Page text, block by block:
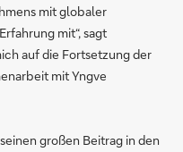
mit globaler
mit“, sagt
auf die Fortsetzung der
mit Yngve
großen Beitrag in den